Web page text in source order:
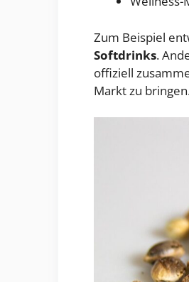
Zum Beispiel
Softdrinks.
offiziell
Markt zu